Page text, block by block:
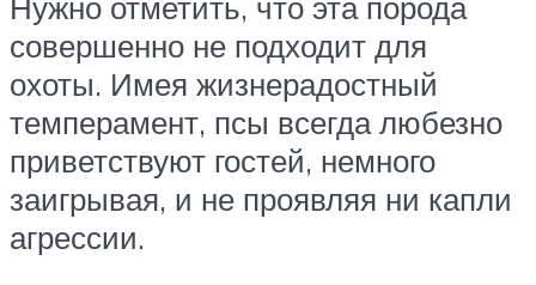
совершенно не подходит для
охоты. Имея жизнерадостный
темперамент, псы всегда любезно
приветствуют гостей, немного
заигрывая, и не проявляя ни капли
агрессии.